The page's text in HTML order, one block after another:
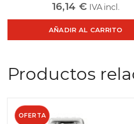
16,14 € IVA incl.
AÑADIR AL CARRITO
Productos
OFERTA